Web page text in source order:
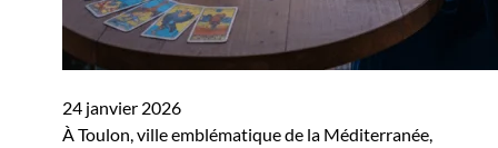
24 janvier 2026
À Toulon, ville emblématique de la Méditerranée,